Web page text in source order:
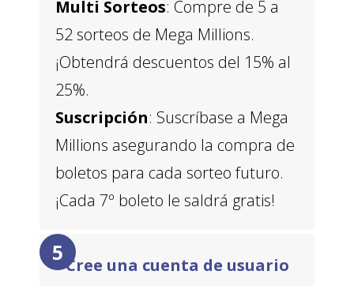
Multi Sorteos: Compre de 5 a
52 sorteos de Mega Millions.
¡Obtendrá descuentos del 15% al
25%.
Suscripción: Suscríbase a Mega
Millions asegurando la compra de
boletos para cada sorteo futuro.
¡Cada 7º boleto le saldrá gratis!
Cree una cuenta de usuario